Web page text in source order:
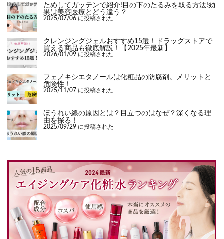
ためしてガッテンで紹介!目の下のたるみを取る方法!効
果は美容医療とどう違う？
2025/07/06 に投稿された
クレンジングジェルおすすめ15選！ドラッグストアで
買える商品も徹底解説！【2025年最新】
2026/01/09 に投稿された
フェノキシエタノールは化粧品の防腐剤。メリットと
危険性！
2025/11/07 に投稿された
ほうれい線の原因とは？目立つのはなぜ？深くなる理
由を探る！
2025/09/29 に投稿された